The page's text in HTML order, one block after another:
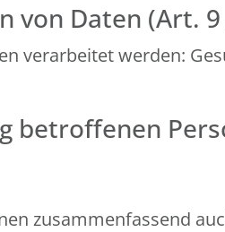
Daten (Art. 9
verarbeitet werden:
betroffenen
zusammenfassend